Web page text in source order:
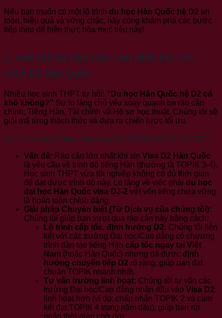
Nếu bạn muốn có một lộ trình du học Hàn Quốc hệ D2 an
toàn, hiệu quả và vững chắc, hãy cùng khám phá các bước
tiếp theo để hiện thực hóa mục tiêu này!
2. Giải Mã Ba Rào Cản Lớn Nhất Khi Xin
VISA D2 Hàn Quốc
Nhiều học sinh THPT tự hỏi: “Du học Hàn Quốc hệ D2 có
khó không?” Sự lo lắng chủ yếu xoay quanh ba rào cản
chính: Tiếng Hàn, Tài chính và Hồ sơ học thuật. Chúng tôi sẽ
giải mã từng thách thức và đưa ra chiến lược tối ưu.
2.1. Thách thức Tiếng Hàn: Bạn Cần TOPIK Mấy để “Hệ D2”?
Vấn đề: Rào cản lớn nhất khi xin Visa D2 Hàn Quốc
là yêu cầu về trình độ tiếng Hàn (thường là TOPIK 3-4).
Học sinh THPT vừa tốt nghiệp không có đủ thời gian
để đạt được trình độ này. Lo lắng về việc phải du học
đại học Hàn Quốc visa D2-2 với vốn tiếng chưa vững
là hoàn toàn chính đáng.
Giải pháp Chuyên biệt (Từ Dịch vụ của chúng tôi):
Chúng tôi giúp bạn vượt qua rào cản này bằng cách:
Lộ trình cấp tốc, định hướng D2: Chúng tôi liên
kết với các trường Đại học/Cao đẳng có chương
trình đào tạo tiếng Hàn cấp tốc ngay tại Việt
Nam (hoặc Hàn Quốc) nhưng đã được định
hướng chuyển tiếp D2 rõ ràng, giúp bạn đạt
chuẩn TOPIK nhanh nhất.
Tư vấn trường linh hoạt: Chúng tôi tư vấn các
trường Đại học/Cao đẳng nhận đầu vào Visa D2
linh hoạt hơn (ví dụ: chấp nhận TOPIK 2 và cam
kết đạt TOPIK 4 trong năm đầu), giúp bạn rút